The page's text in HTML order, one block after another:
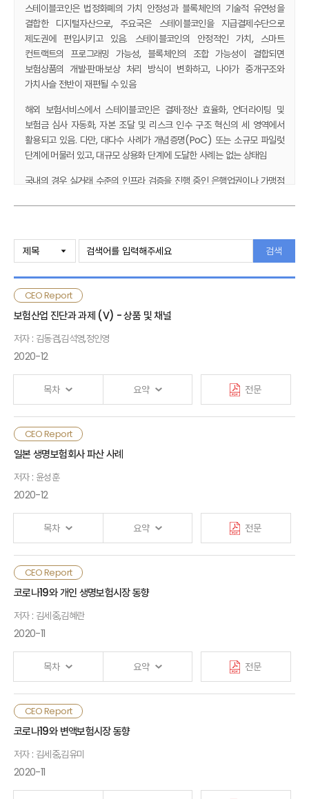
스테이블코인은 법정화폐의 가치 안정성과 블록체인의 기술적 유연성을
결합한 디지털자산으로, 주요국은 스테이블코인을 지급결제수단으로
제도권에 편입시키고 있음. 스테이블코인의 안정적인 가치, 스마트
컨트랙트의 프로그래밍 가능성, 블록체인의 조합 가능성이 결합되면
보험상품의 개발·판매·보상 처리 방식이 변화하고, 나아가 중개구조와
가치사슬 전반이 재편될 수 있음
해외 보험서비스에서 스테이블코인은 결제·정산 효율화, 언더라이팅 및
보험금 심사 자동화, 자본 조달 및 리스크 인수 구조 혁신의 세 영역에서
활용되고 있음. 다만, 대다수 사례가 개념증명(PoC) 또는 소규모 파일럿
단계에 머물러 있고, 대규모 상용화 단계에 도달한 사례는 없는 상태임
국내의 경우 실거래 수준의 인프라 검증을 진행 중인 은행업권이나 가맹점
인식하고, 규제 환경의 변화 속도에 맞추어 단계적으로 대응 방안을 검토할
필요가 있음.
단기적으로는 지수형 보험과 토큰화 자산 정산 등의 영역에서 시범사업을
통한 탐색을 추진하고, 중기적으로는 법제화 진전에 따른 결제수단의
다변화에 대비하여야 함. 감독정책적 차원에서는 스테이블코인의 법적
보완, 스마트 컨트랙트 기반 보험금 지급의 법적 유효성 정비 등 제도적
기반이 선행되어야 함
디지털자산 생태계는 기술·운영·거버넌스 역량이 종합적으로 요구되는
영역이므로, 보험회사는 스테이블코인을 둘러싼 규제 환경 변화에
선제적으로 대응할 수 있도록 기술적 역량과 내부 전문성을 단계적으로
축적해 나가야 할 것임
Ⅲ. 스테이블코인의 주요 특징
Ⅳ. 스테이블코인 기반 보험서비스 해외 사례
Ⅴ. 보험산업 과제
검색
CEO Report
보험산업 진단과 과제 (Ⅴ) - 상품 및 채널
저자 : 김동겸,김석영,정인영
2020-12
목차 요약 전문
그 동안 보험산업은 다양한 위험에 대비할 수 있는 상품을
소비자에게 공급함으로써 사회안전망 역할을 수행해 왔으며, 그
역할을 담당함. 최근 성장동력 저하와 수익성 악화, 소비자의
가치관과 소비행태 변화, 비대면·디지털 소비문화 확산 등
영업환경 변화로 인해 기존의 상품 및 모집방식은 소비자 수요
반영 및 규제 준수 측면에서 한계가 드러남
내부통제제도 부재와 단기실적 압박 등으로 고위험·저수익 상품을
반복적으로 출시하고 있음. 이는 향후 기업의 장래이익을 훼손하고
소비자와의 분쟁으로 이어질 가능성이 있음. 모집과정에서는
모집수수료 다과에 따른 모집인의 상품편향과 상품설계 시 예상치
못한 환경 변화로 보험금 지급분쟁 발생 가능성이 존재함.
비전속채널의 영향력 확대는 수수료 과열 경쟁을 촉발하고,
소비자에게도 부정적 영향을 미칠 가능성이 있음. 특히, 최근에는
시장지배력을 갖춘 플랫폼 기업의 금융업 진출로 영업환경
대다수 소비자들은 보험금 지급과정에 도달해서야 효용을
체감하는 등 고객경험이 제한적이며 계약유지 단계에서 차별적인
서비스 제공이 이루어지지 못하고 있음. 한편, 비대면 소비가
확대되고 있음에도 불구하고 보험은 타 금융산업과는 달리 상품의
특성 및 가입절차의 복잡성 등으로 일부 상품을 제외 하고는
비대면채널 활용도가 여전히 저조한 실정임
Ⅰ. 보험영업 환경
Ⅱ. 보험산업 진단
Ⅲ. 보험산업 과제
CEO Report
일본 생명보험회사 파산 사례
저자 : 윤성훈
2020-12
목차 요약 전문
일본에서 1990년 이후 발생한 자산 거품 붕괴 등의 영향으로
1997년 4월부터 2001년 3월까지 7개 중소형 생명보험회사가
파산 원인은 첫째, 정부나 생명보험업계 모두 ALM에 대한 이해
예정이율을 보장하는 저축성보험이 급성장했고, 자산 거품 붕괴
이후 이차역마진이 대규모로 발생하였기 때문임. 정부는 금융
저축기능 강화 및 주식 투자 확대를 통한 자산운용수익률 제고를
요구하였고, 중소형 생명보험회사의 경우 사망보험시장 포화와
만성적인 비차손 상황을 높은 예정이율의 저축성보험으로
타개하려고 하였음
둘째, 자산운용 능력이 크게 부족했고 위험관리도 실패하였기
때문임. 자산 거품기에 저축성보험 특성에 부합되게 자산을
Ⅰ. 일본 생명보험회사 파산 원인
Ⅱ. 일본 생명보험회사 파산 사례
Ⅲ. 일본 생명보험산업에 대한 교훈
Ⅳ. 참고문헌
CEO Report
코로나19와 개인 생명보험시장 동향
저자 : 김세중,김혜란
2020-11
목차 요약 전문
코로나19가 재확산될 경우 코로나19 확산이 개인 생명보험시장에
미치는 영향이 심화될 수 있기 때문에 코로나19 확산 시기인
보고서는 2020년 상반기 개인 생명보험 보험료 및 해지율 추이,
판매채널 등을 살펴봄으로써 코로나19의 직접적인 영향과
간접적인 영향이 어떠했는가를 살펴보도록 한다.
Ⅰ. 검토 배경
Ⅱ. 개인 생명보험 보험료 및 해지율 추이
Ⅲ. 시사점
CEO Report
코로나19와 변액보험시장 동향
저자 : 김세중,김유미
2020-11